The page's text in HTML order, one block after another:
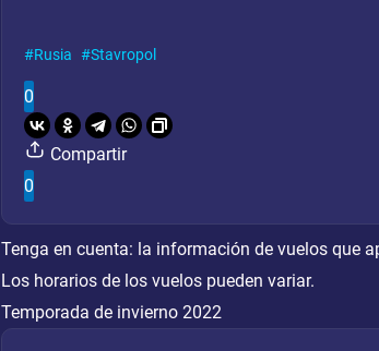
Rusia Stavropol
0
Compartir
0
Tenga en cuenta: la información de vuelos que
Los horarios de los vuelos pueden variar.
Temporada de invierno 2022